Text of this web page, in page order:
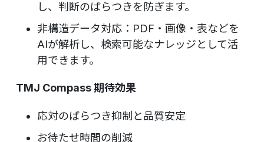
し、判断のばらつきを防ぎます。
非構造データ対応：PDF・画像・表などを
AIが解析し、検索可能なナレッジとして活
用できます。
TMJ Compass 期待効果
応対のばらつき抑制と品質安定
お待たせ時間の削減